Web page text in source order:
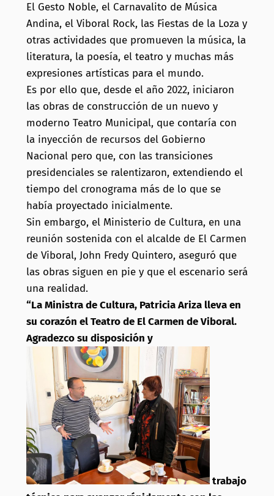
El Gesto Noble, el Carnavalito de Música
Andina, el Viboral Rock, las Fiestas de la Loza y
otras actividades que promueven la música, la
literatura, la poesía, el teatro y muchas más
expresiones artísticas para el mundo.
Es por ello que, desde el año 2022, iniciaron
las obras de construcción de un nuevo y
moderno Teatro Municipal, que contaría con
la inyección de recursos del Gobierno
Nacional pero que, con las transiciones
presidenciales se ralentizaron, extendiendo el
tiempo del cronograma más de lo que se
había proyectado inicialmente.
Sin embargo, el Ministerio de Cultura, en una
reunión sostenida con el alcalde de El Carmen
de Viboral, John Fredy Quintero, aseguró que
las obras siguen en pie y que el escenario será
una realidad.
“La Ministra de Cultura, Patricia Ariza lleva en
su corazón el Teatro de El Carmen de Viboral.
Agradezco su disposición y
trabajo